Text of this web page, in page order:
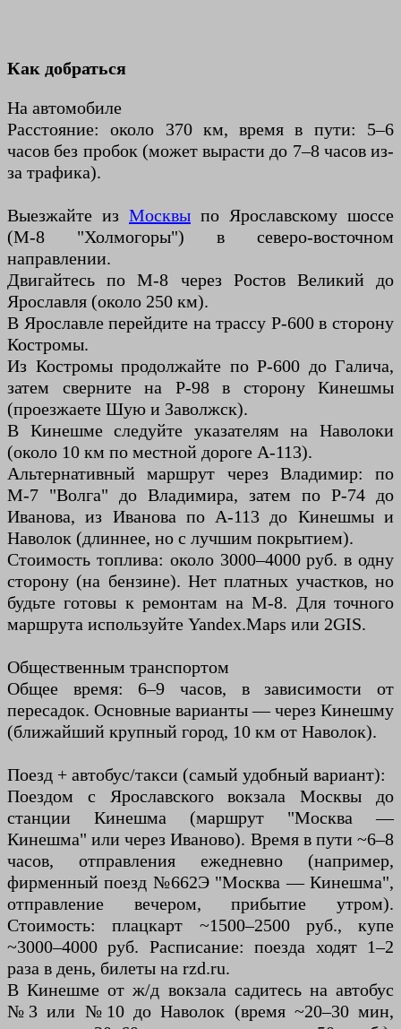
Как добраться
На автомобиле
Расстояние: около 370 км, время в пути: 5–6
часов без пробок (может вырасти до 7–8 часов из-
за трафика).
Выезжайте из Москвы по Ярославскому шоссе
(М-8 "Холмогоры") в северо-восточном
направлении.
Двигайтесь по М-8 через Ростов Великий до
Ярославля (около 250 км).
В Ярославле перейдите на трассу Р-600 в сторону
Костромы.
Из Костромы продолжайте по Р-600 до Галича,
затем сверните на Р-98 в сторону Кинешмы
(проезжаете Шую и Заволжск).
В Кинешме следуйте указателям на Наволоки
(около 10 км по местной дороге А-113).
Альтернативный маршрут через Владимир: по
М-7 "Волга" до Владимира, затем по Р-74 до
Иванова, из Иванова по А-113 до Кинешмы и
Наволок (длиннее, но с лучшим покрытием).
Стоимость топлива: около 3000–4000 руб. в одну
сторону (на бензине). Нет платных участков, но
будьте готовы к ремонтам на М-8. Для точного
маршрута используйте Yandex.Maps или 2GIS.
Общественным транспортом
Общее время: 6–9 часов, в зависимости от
пересадок. Основные варианты — через Кинешму
(ближайший крупный город, 10 км от Наволок).
Поезд + автобус/такси (самый удобный вариант):
Поездом с Ярославского вокзала Москвы до
станции Кинешма (маршрут "Москва —
Кинешма" или через Иваново). Время в пути ~6–8
часов, отправления ежедневно (например,
фирменный поезд №662Э "Москва — Кинешма",
отправление вечером, прибытие утром).
Стоимость: плацкарт ~1500–2500 руб., купе
~3000–4000 руб. Расписание: поезда ходят 1–2
раза в день, билеты на rzd.ru.
В Кинешме от ж/д вокзала садитесь на автобус
№3 или №10 до Наволок (время ~20–30 мин,